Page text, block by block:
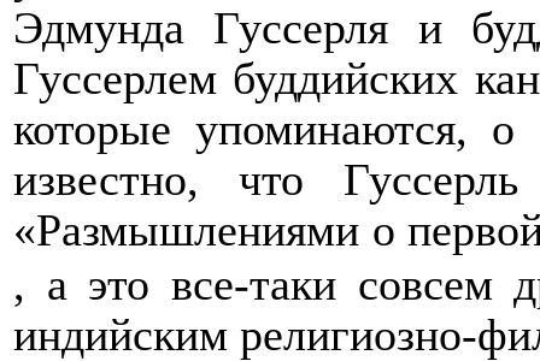
Эдмунда Гуссерля и
Гуссерлем буддийских
которые упоминаются,
известно, что
«Размышлениями о
, а это все-таки совсем
индийским религиозно-